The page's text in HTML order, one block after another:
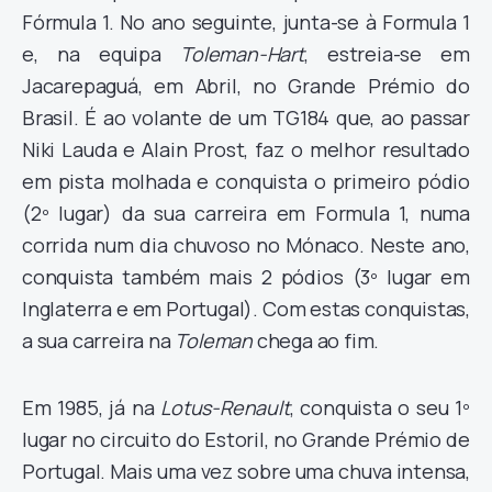
Fórmula 1. No ano seguinte, junta-se à Formula 1
e, na equipa
Toleman-Hart, estreia-se em
Jacarepaguá, em Abril, no Grande Prémio do
Brasil. É ao volante de um TG184 que, ao passar
Niki Lauda e Alain Prost, faz o melhor resultado
em pista molhada e conquista o primeiro pódio
(2º lugar) da sua carreira em Formula 1, numa
corrida num dia chuvoso no Mónaco. Neste ano,
conquista também mais 2 pódios (3º lugar em
Inglaterra e em Portugal). Com estas conquistas,
a sua carreira na Tolemanchega ao fim.
Em 1985, já na Lotus-Renault, conquista o seu 1º
lugar no circuito do Estoril, no Grande Prémio de
Portugal. Mais uma vez sobre uma chuva intensa,